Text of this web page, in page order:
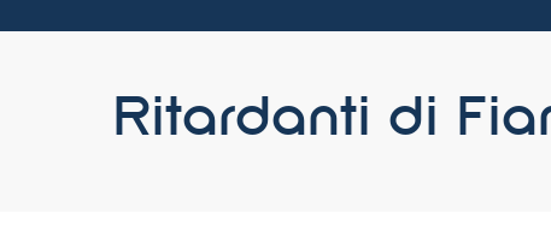
Ritardanti di